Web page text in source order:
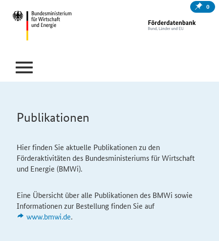
0
Publikationen
Hier finden Sie aktuelle Publikationen zu den
Förderaktivitäten des Bundesministeriums für Wirtschaft
und Energie (BMWi).
Eine Übersicht über alle Publikationen des BMWi sowie
Informationen zur Bestellung finden Sie auf
www.bmwi.de.